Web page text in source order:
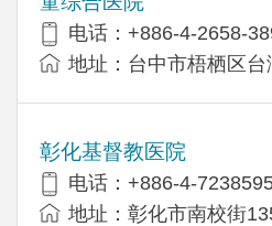
电话：+886-4-2658-
地址：台中市梧栖区
彰化基督教医院
电话：+886-4-
地址：彰化市南校街